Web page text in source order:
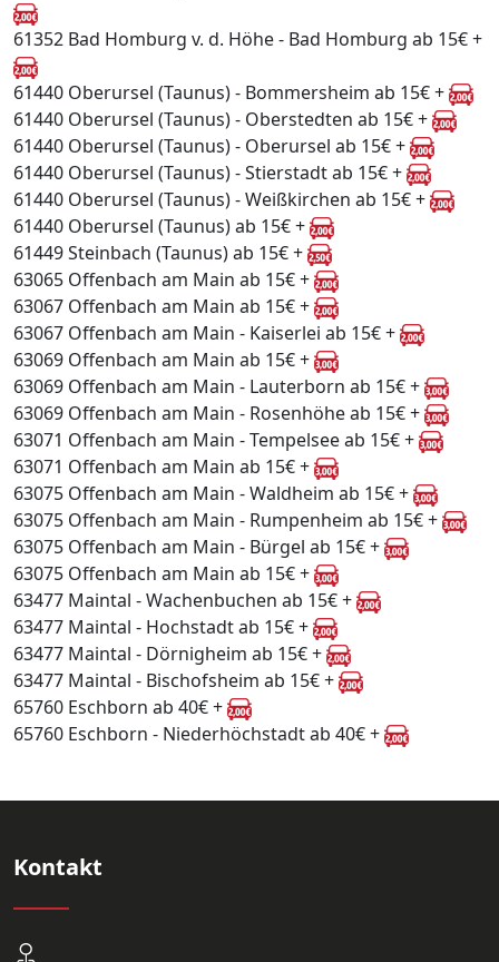
61352 Bad Homburg v. d. Höhe - Bad Homburg ab 15€ +
61440 Oberursel (Taunus) - Bommersheim ab 15€ +
61440 Oberursel (Taunus) - Oberstedten ab 15€ +
61440 Oberursel (Taunus) - Oberursel ab 15€ +
61440 Oberursel (Taunus) - Stierstadt ab 15€ +
61440 Oberursel (Taunus) - Weißkirchen ab 15€ +
61440 Oberursel (Taunus) ab 15€ +
61449 Steinbach (Taunus) ab 15€ +
63065 Offenbach am Main ab 15€ +
63067 Offenbach am Main ab 15€ +
63067 Offenbach am Main - Kaiserlei ab 15€ +
63069 Offenbach am Main ab 15€ +
63069 Offenbach am Main - Lauterborn ab 15€ +
63069 Offenbach am Main - Rosenhöhe ab 15€ +
63071 Offenbach am Main - Tempelsee ab 15€ +
63071 Offenbach am Main ab 15€ +
63075 Offenbach am Main - Waldheim ab 15€ +
63075 Offenbach am Main - Rumpenheim ab 15€ +
63075 Offenbach am Main - Bürgel ab 15€ +
63075 Offenbach am Main ab 15€ +
63477 Maintal - Wachenbuchen ab 15€ +
63477 Maintal - Hochstadt ab 15€ +
63477 Maintal - Dörnigheim ab 15€ +
63477 Maintal - Bischofsheim ab 15€ +
65760 Eschborn ab 40€ +
65760 Eschborn - Niederhöchstadt ab 40€ +
Kontakt